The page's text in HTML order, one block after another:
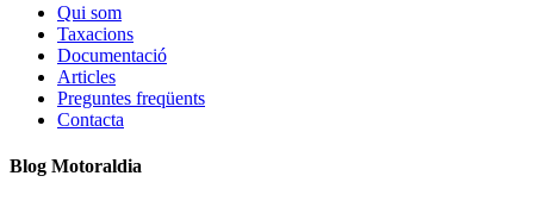
Qui som
Taxacions
Documentació
Articles
Preguntes freqüents
Contacta
Blog Motoraldia